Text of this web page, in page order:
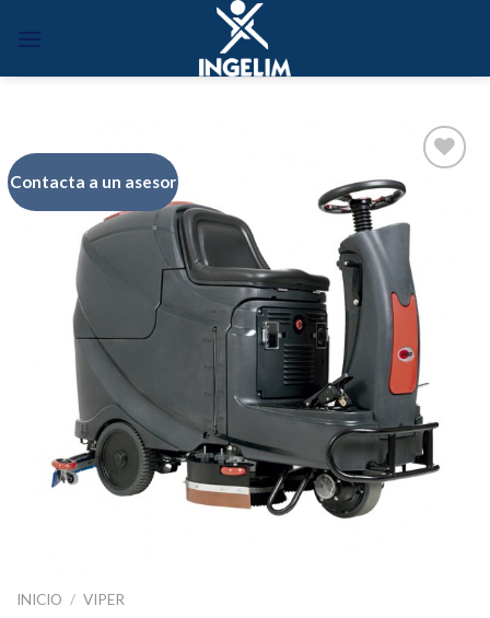
Contacta a un asesor
deseos
INICIO / VIPER